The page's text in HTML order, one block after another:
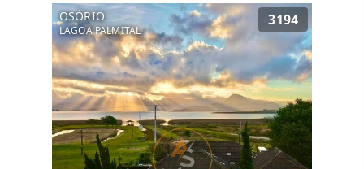
OSÓRIO
LAGOA PALMITAL
3194